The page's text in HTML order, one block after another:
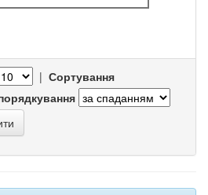
| Сортування